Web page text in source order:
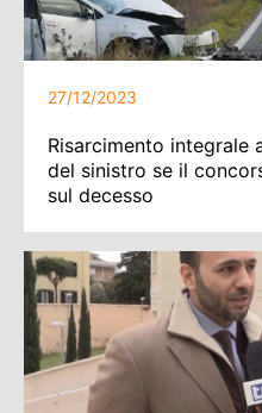
27/12/2023
Risarcimento integrale
del sinistro se il
sul decesso